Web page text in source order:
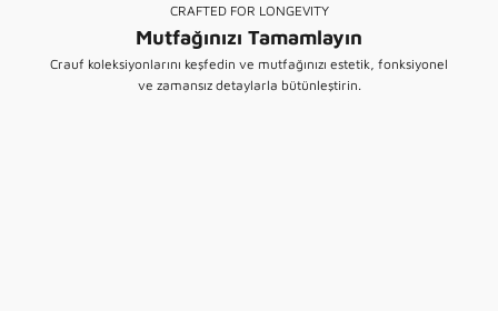
CRAFTED FOR LONGEVITY
Mutfağınızı Tamamlayın
Crauf koleksiyonlarını keşfedin ve mutfağınızı estetik, fonksiyonel
ve zamansız detaylarla bütünleştirin.
SMART - WORKSTATION